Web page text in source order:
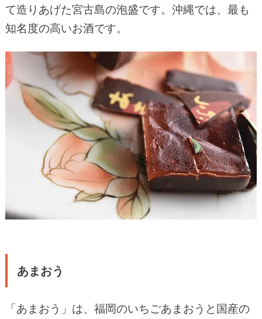
て造りあげた宮古島の泡盛です。沖縄では、最も
知名度の高いお酒です。
あまおう
「あまおう」は、福岡のいちごあまおうと国産の